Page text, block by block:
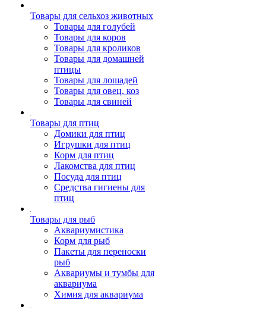
Товары для сельхоз животных
Товары для голубей
Товары для коров
Товары для кроликов
Товары для домашней
птицы
Товары для лошадей
Товары для овец, коз
Товары для свиней
Товары для птиц
Домики для птиц
Игрушки для птиц
Корм для птиц
Лакомства для птиц
Посуда для птиц
Средства гигиены для
птиц
Товары для рыб
Аквариумистика
Корм для рыб
Пакеты для переноски
рыб
Аквариумы и тумбы для
аквариума
Химия для аквариума